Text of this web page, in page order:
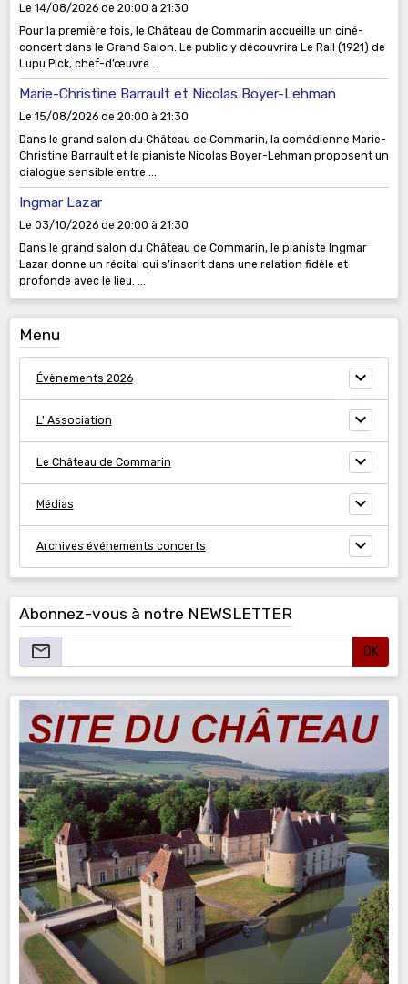
Le 14/08/2026 de 20:00 à 21:30
Pour la première fois, le Château de Commarin accueille un ciné-
concert dans le Grand Salon. Le public y découvrira Le Rail (1921) de
Lupu Pick, chef-d’œuvre ...
Marie-Christine Barrault et Nicolas Boyer-Lehman
Le 15/08/2026 de 20:00 à 21:30
Dans le grand salon du Château de Commarin, la comédienne Marie-
Christine Barrault et le pianiste Nicolas Boyer-Lehman proposent un
dialogue sensible entre ...
Ingmar Lazar
Le 03/10/2026 de 20:00 à 21:30
Dans le grand salon du Château de Commarin, le pianiste Ingmar
Lazar donne un récital qui s’inscrit dans une relation fidèle et
profonde avec le lieu. ...
Menu
Évènements 2026
L' Association
Le Château de Commarin
Médias
Archives événements concerts
Abonnez-vous à notre NEWSLETTER
OK